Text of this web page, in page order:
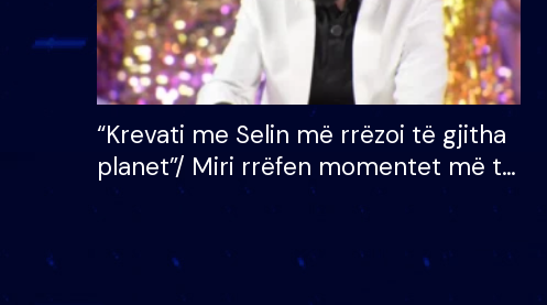
“Krevati me Selin më rrëzoi të gjitha
planet”/ Miri rrëfen momentet më të
bukura në shtëpinë e BB VIP: Do më